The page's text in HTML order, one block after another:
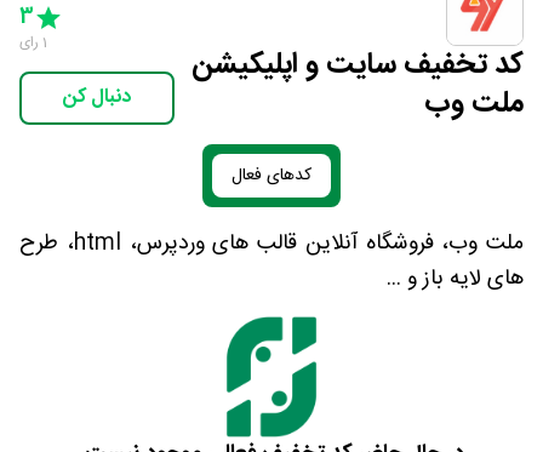
کد تخفیف سایت و اپلیکیشن
ملت وب
5 Stars
3
1 رای
دنبال کن
کدهای فعال
ملت وب، فروشگاه آنلاین قالب های وردپرس، html، طرح
های لایه باز و ...